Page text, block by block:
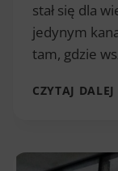
stał się dla
jedynym
tam, gdzie
CZYTAJ DALEJ